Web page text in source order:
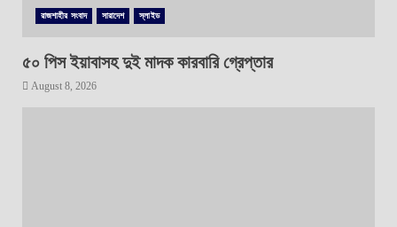
রাজশাহীর সংবাদ সারাদেশ স্লাইড
৫০ পিস ইয়াবাসহ দুই মাদক কারবারি গ্রেপ্তার
August 8, 2026